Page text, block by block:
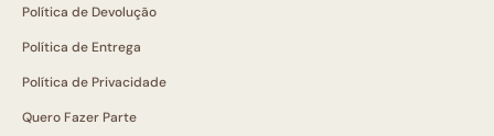
Política de Devolução
Política de Entrega
Política de Privacidade
Quero Fazer Parte